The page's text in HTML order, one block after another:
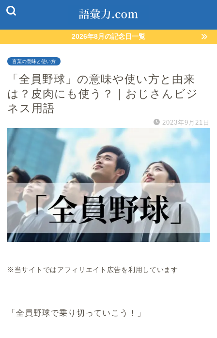
2026年8月の記念日一覧
言葉の意味と使い方
「全員野球」の意味や使い方と由来
は？皮肉にも使う？｜おじさんビジ
ネス用語
2023年9月21日
※当サイトではアフィリエイト広告を利用しています
「全員野球で乗り切っていこう！」